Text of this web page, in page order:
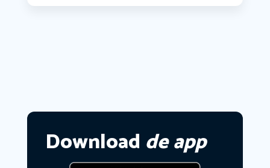
Download de app